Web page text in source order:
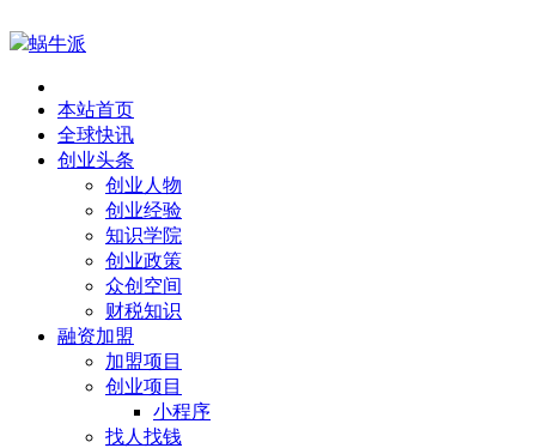
蜗牛派
本站首页
全球快讯
创业头条
创业人物
创业经验
知识学院
创业政策
众创空间
财税知识
融资加盟
加盟项目
创业项目
小程序
找人找钱